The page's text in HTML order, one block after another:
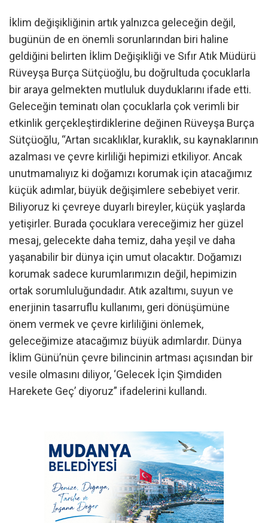
İklim değişikliğinin artık yalnızca geleceğin değil,
bugünün de en önemli sorunlarından biri haline
geldiğini belirten İklim Değişikliği ve Sıfır Atık Müdürü
Rüveyşa Burça Sütçüoğlu, bu doğrultuda çocuklarla
bir araya gelmekten mutluluk duyduklarını ifade etti.
Geleceğin teminatı olan çocuklarla çok verimli bir
etkinlik gerçekleştirdiklerine değinen Rüveyşa Burça
Sütçüoğlu, “Artan sıcaklıklar, kuraklık, su kaynaklarının
azalması ve çevre kirliliği hepimizi etkiliyor. Ancak
unutmamalıyız ki doğamızı korumak için atacağımız
küçük adımlar, büyük değişimlere sebebiyet verir.
Biliyoruz ki çevreye duyarlı bireyler, küçük yaşlarda
yetişirler. Burada çocuklara vereceğimiz her güzel
mesaj, gelecekte daha temiz, daha yeşil ve daha
yaşanabilir bir dünya için umut olacaktır. Doğamızı
korumak sadece kurumlarımızın değil, hepimizin
ortak sorumluluğundadır. Atık azaltımı, suyun ve
enerjinin tasarruflu kullanımı, geri dönüşümüne
önem vermek ve çevre kirliliğini önlemek,
geleceğimize atacağımız büyük adımlardır. Dünya
İklim Günü’nün çevre bilincinin artması açısından bir
vesile olmasını diliyor, ‘Gelecek İçin Şimdiden
Harekete Geç’ diyoruz” ifadelerini kullandı.